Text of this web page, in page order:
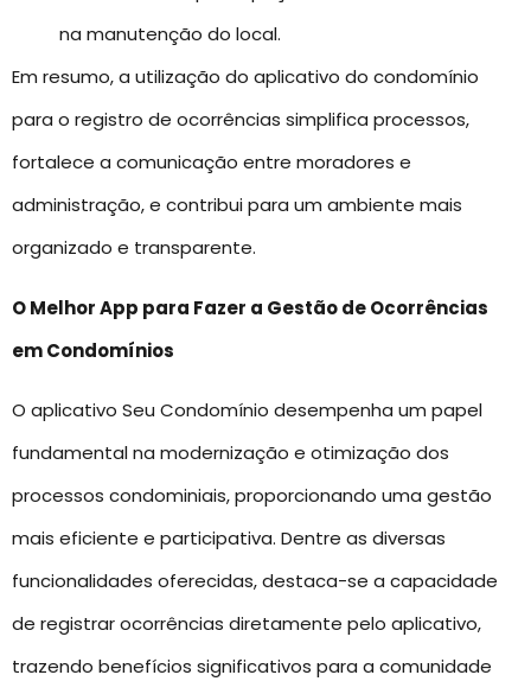
na manutenção do local.
Em resumo, a utilização do aplicativo do condomínio
para o registro de ocorrências simplifica processos,
fortalece a comunicação entre moradores e
administração, e contribui para um ambiente mais
organizado e transparente.
O Melhor App para Fazer a Gestão de Ocorrências
em Condomínios
O aplicativo Seu Condomínio desempenha um papel
fundamental na modernização e otimização dos
processos condominiais, proporcionando uma gestão
mais eficiente e participativa. Dentre as diversas
funcionalidades oferecidas, destaca-se a capacidade
de registrar ocorrências diretamente pelo aplicativo,
trazendo benefícios significativos para a comunidade